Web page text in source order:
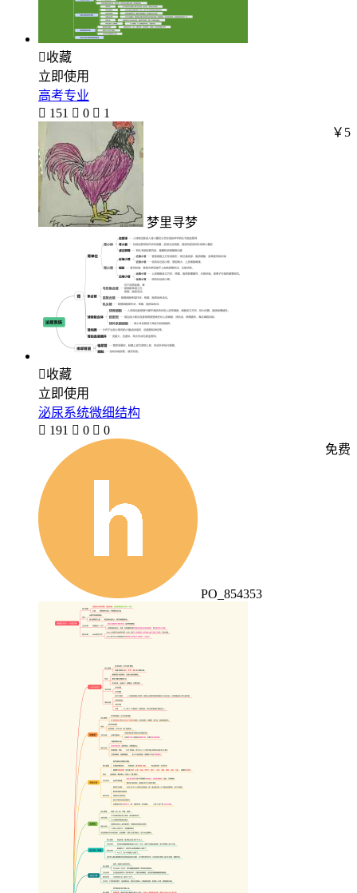
收藏
立即使用
高考专业
 151  0  1
梦里寻梦
￥5
收藏
立即使用
泌尿系统微细结构
 191  0  0
PO_854353
免费